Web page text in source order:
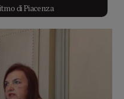
di Piacenza